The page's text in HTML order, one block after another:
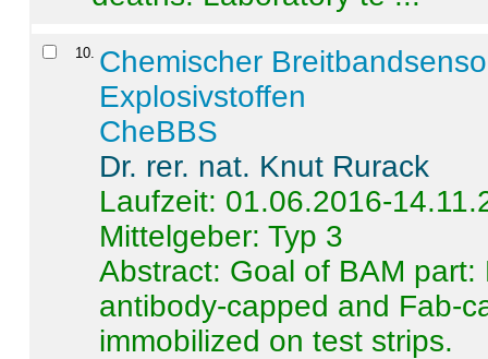
10 Chemischer
Explosivstoffen
CheBBS
Dr. rer. nat. Knut Rurack
Laufzeit: 01.06.2016-
Mittelgeber: Typ 3
Abstract: Goal of BAM
antibody-capped and Fab-
immobilized on test strips.